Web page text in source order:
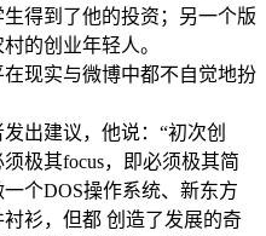
得到了他的投资；另一个版
的创业年轻人。
现实与微博中都不自觉地扮
出建议，他说：“初次创
须极其focus，即必须极其简
个DOS操作系统、新东方
衫，但都 创造了发展的奇